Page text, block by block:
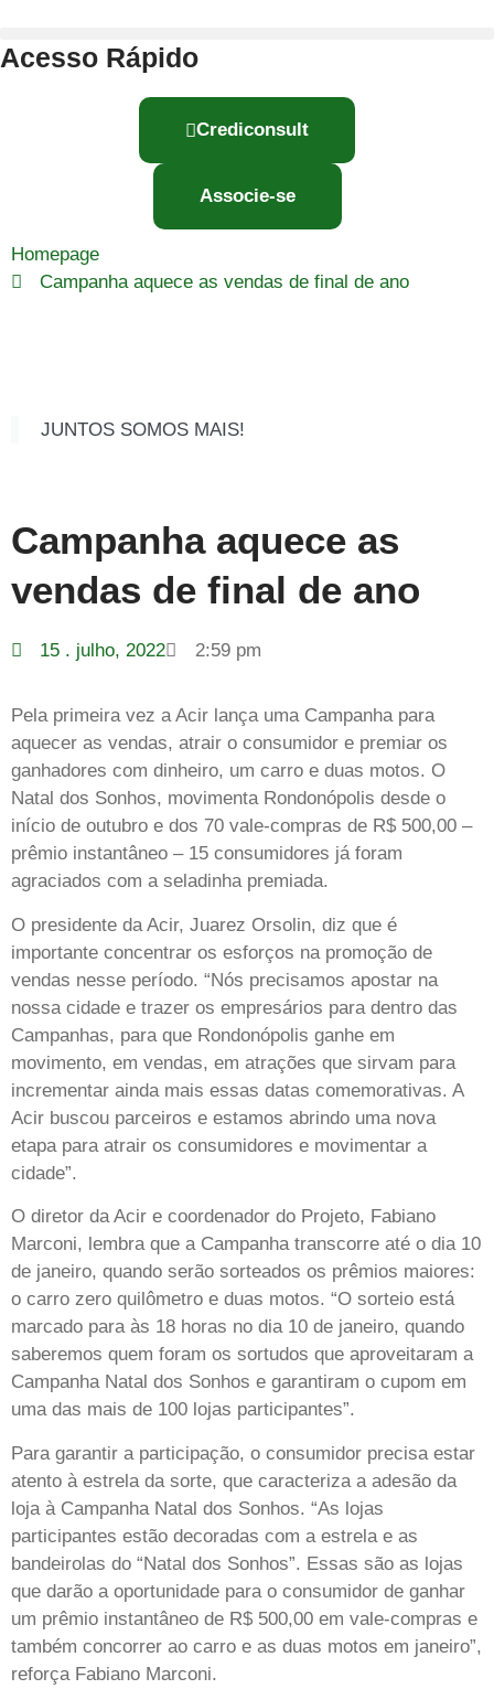
Acesso Rápido
Crediconsult
Associe-se
Homepage
Campanha aquece as vendas de final de ano
JUNTOS SOMOS MAIS!
Campanha aquece as
vendas de final de ano
15 . julho, 2022 2:59 pm
Pela primeira vez a Acir lança uma Campanha para
aquecer as vendas, atrair o consumidor e premiar os
ganhadores com dinheiro, um carro e duas motos. O
Natal dos Sonhos, movimenta Rondonópolis desde o
início de outubro e dos 70 vale-compras de R$ 500,00 –
prêmio instantâneo – 15 consumidores já foram
agraciados com a seladinha premiada.
O presidente da Acir, Juarez Orsolin, diz que é
importante concentrar os esforços na promoção de
vendas nesse período. “Nós precisamos apostar na
nossa cidade e trazer os empresários para dentro das
Campanhas, para que Rondonópolis ganhe em
movimento, em vendas, em atrações que sirvam para
incrementar ainda mais essas datas comemorativas. A
Acir buscou parceiros e estamos abrindo uma nova
etapa para atrair os consumidores e movimentar a
cidade”.
O diretor da Acir e coordenador do Projeto, Fabiano
Marconi, lembra que a Campanha transcorre até o dia 10
de janeiro, quando serão sorteados os prêmios maiores:
o carro zero quilômetro e duas motos. “O sorteio está
marcado para às 18 horas no dia 10 de janeiro, quando
saberemos quem foram os sortudos que aproveitaram a
Campanha Natal dos Sonhos e garantiram o cupom em
uma das mais de 100 lojas participantes”.
Para garantir a participação, o consumidor precisa estar
atento à estrela da sorte, que caracteriza a adesão da
loja à Campanha Natal dos Sonhos. “As lojas
participantes estão decoradas com a estrela e as
bandeirolas do “Natal dos Sonhos”. Essas são as lojas
que darão a oportunidade para o consumidor de ganhar
um prêmio instantâneo de R$ 500,00 em vale-compras e
também concorrer ao carro e as duas motos em janeiro”,
reforça Fabiano Marconi.